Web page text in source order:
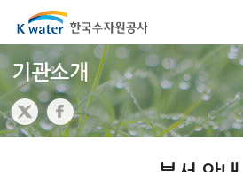
기관소개